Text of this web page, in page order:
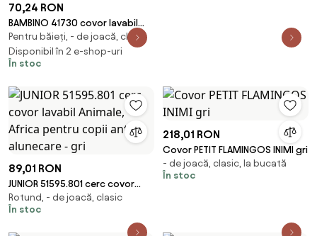
70,24 RON
BAMBINO 41730 covor lavabil
Mașină, cursă pentru copii
anti-alunecare - gri / albastre -
SECUNDAR-COTATI PRODUSUL
Pentru băieți, - de joacă, clasic
Disponibil în 2 e-shop-uri
În stoc
89,01 RON
JUNIOR 51595.801 cerc covor
lavabil Animale, Africa pentru
copii anti-alunecare - gri
Rotund, - de joacă, clasic
În stoc
218,01 RON
Covor PETIT FLAMINGOS INIMI gri
- de joacă, clasic, la bucată
În stoc